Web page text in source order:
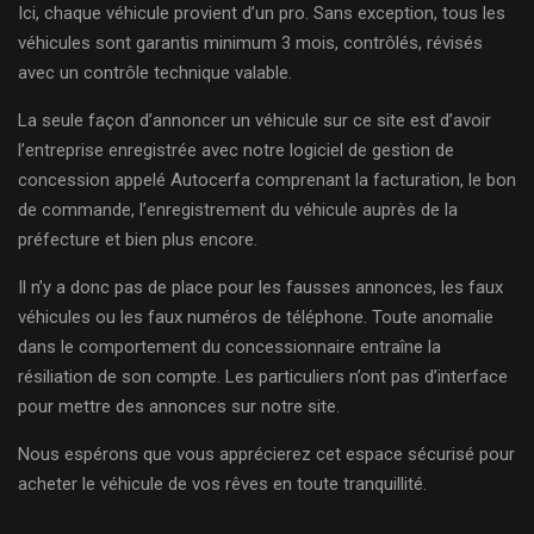
Ici, chaque véhicule provient d’un pro. Sans exception, tous les
véhicules sont garantis minimum 3 mois, contrôlés, révisés
avec un contrôle technique valable.
La seule façon d’annoncer un véhicule sur ce site est d’avoir
l’entreprise enregistrée avec notre logiciel de gestion de
concession appelé Autocerfa comprenant la facturation, le bon
de commande, l’enregistrement du véhicule auprès de la
préfecture et bien plus encore.
Il n’y a donc pas de place pour les fausses annonces, les faux
véhicules ou les faux numéros de téléphone. Toute anomalie
dans le comportement du concessionnaire entraîne la
résiliation de son compte. Les particuliers n’ont pas d’interface
pour mettre des annonces sur notre site.
Nous espérons que vous apprécierez cet espace sécurisé pour
acheter le véhicule de vos rêves en toute tranquillité.